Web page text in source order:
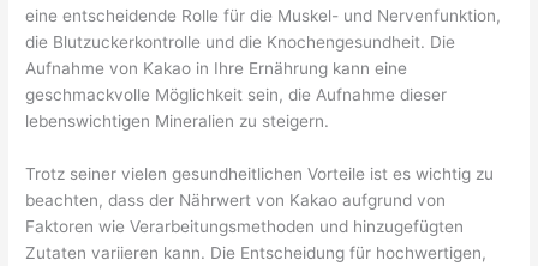
eine entscheidende Rolle für die Muskel- und Nervenfunktion,
die Blutzuckerkontrolle und die Knochengesundheit. Die
Aufnahme von Kakao in Ihre Ernährung kann eine
geschmackvolle Möglichkeit sein, die Aufnahme dieser
lebenswichtigen Mineralien zu steigern.
Trotz seiner vielen gesundheitlichen Vorteile ist es wichtig zu
beachten, dass der Nährwert von Kakao aufgrund von
Faktoren wie Verarbeitungsmethoden und hinzugefügten
Zutaten variieren kann. Die Entscheidung für hochwertigen,